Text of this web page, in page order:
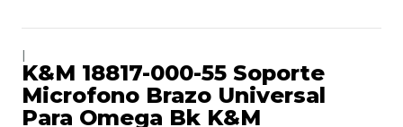
K&M 18817-000-55 Soporte
Microfono Brazo Universal
Para Omega Bk K&M